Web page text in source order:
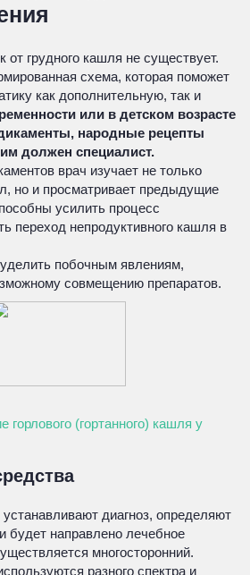
от грудного кашля не существует.
схема, которая поможет
как дополнительную, так и
или в детском возрасте
народные рецепты
должен специалист.
врач изучает не только
но и просматривает предыдущие
усилить процесс
переход непродуктивного кашля в
побочным явлениям,
совмещению препаратов.
(гортанного) кашля у
диагноз, определяют
будет направлено лечебное
многосторонний.
разного спектра и